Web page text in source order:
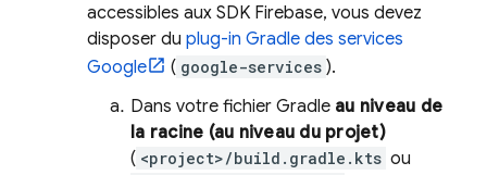
accessibles aux SDK Firebase, vous devez
disposer du plug-in Gradle des services
Google
( google-services ).
Dans votre fichier Gradle au niveau de
la racine (au niveau du projet)
( <project>/build.gradle.kts ou